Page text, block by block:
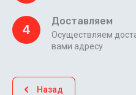
4
Доставляем
Осуществляем
вами адресу
Назад